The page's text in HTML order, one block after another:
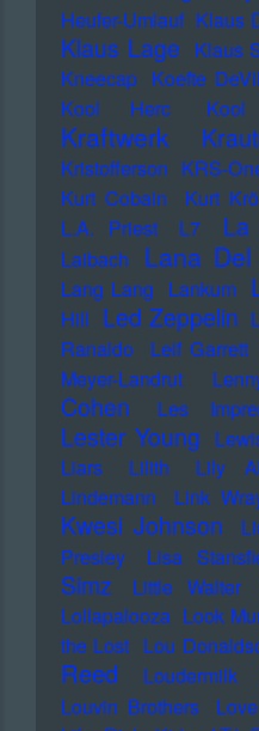
Heufer-Umlauf Klaus
Klaus Lage Klaus
Kneecap Koefte
Kool Herc
Kraftwerk
Kristofferson KRS-
Kurt Cobain
Kurt
L.A. Priest L7 La
Laibach Lana
Lang Lang Lankum
Hill Led Zeppelin
Ranaldo
Leif Garrett
Meyer-Landrut
Cohen
Les
Lester Young
Liars
Lilith Lily
Lindemann
Link
Kwesi Johnson
Presley
Lisa
Simz
Little Walter
Lollapalooza Look
the Lost Lou
Reed
Loudermilk
Louvin Brothers
Love